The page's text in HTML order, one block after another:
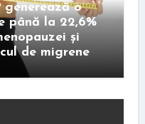
generează o
până la 22,6%
și
de migrene